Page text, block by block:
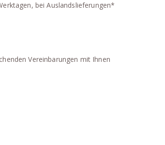
bei Auslandslieferungen*
Vereinbarungen mit Ihnen